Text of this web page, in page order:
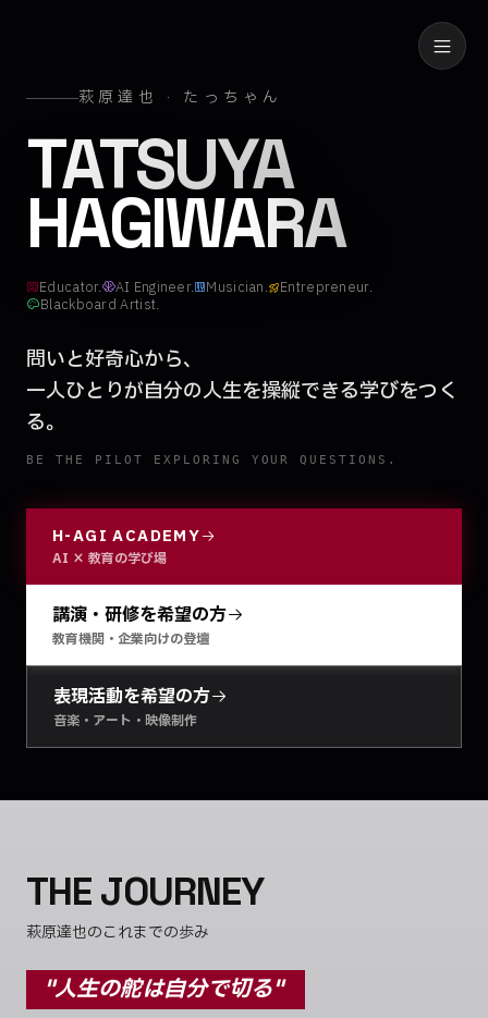
萩原達也 · たっちゃん
萩原達也（た
TATSUYA
HAGIWARA
Educator. AI Engineer. Musician.
Entrepreneur.
Blackboard Artist.
問いと好奇心から、
一人ひとりが自分の人生を操縦できる学びをつく
る。
BE THE PILOT EXPLORING YOUR QUESTIONS.
H-AGI ACADEMY
AI × 教育の学び場
講演・研修を希望の方
教育機関・企業向けの登壇
表現活動を希望の方
音楽・アート・映像制作
THE JOURNEY
萩原達也のこれまでの歩み
"人生の舵は自分で切る"